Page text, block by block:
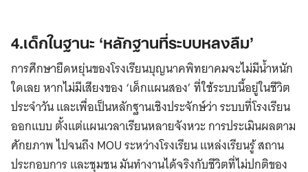
4.เด็กในฐานะ ‘หลักฐานที่ระบบหลงลืม’
การศึกษายืดหยุ่นของโรงเรียนบุญนาคพิทยาคมจะไม่มีน้ำหนัก
ใดเลย หากไม่มีเสียงของ ‘เด็กแผนสอง’ ที่ใช้ระบบนี้อยู่ในชีวิต
ประจำวัน และเพื่อเป็นหลักฐานเชิงประจักษ์ว่า ระบบที่โรงเรียน
ออกแบบ ตั้งแต่แผนเวลาเรียนหลายจังหวะ การประเมินผลตาม
ศักยภาพ ไปจนถึง MOU ระหว่างโรงเรียน แหล่งเรียนรู้ สถาน
ประกอบการ และชุมชน มันทำงานได้จริงกับชีวิตที่ไม่ปกติของ